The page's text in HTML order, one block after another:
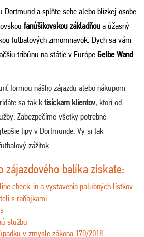
Dortmund a splňte sebe alebo blízkej osobe
fanúšikovskou základňou a úžasný
futbalových zimomriavok. Dych sa vám
tribúnu na státie v Európe Gelbe Wand
formou nášho zájazdu alebo nákupom
sa tak ktisíckam klientov, ktorí od
Zabezpečíme všetky potrebné
tipy v Dortmunde. Vy si tak
zážitok.
zájazdového balíka získate:
check-in a vystavenia palubných lístkov
s raňajkami
službu
v zmysle zákona 170/2018